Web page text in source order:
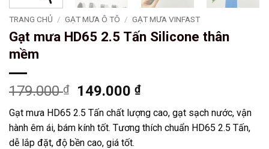
TRANG CHỦ / GẠT MƯA Ô TÔ / GẠT MƯA VINFAST
Gạt mưa HD65 2.5 Tấn Silicone thân
mềm
179.000₫
Giá
gốc
là:
179.000 ₫.
149.000₫Giá
tại
là:
Gạt mưa HD65 2.5 Tấn chất lượng cao, gạt sạch nước, vận
hành êm ái, bám kính tốt. Tương thích chuẩn HD65 2.5 Tấn,
dễ lắp đặt, độ bền cao, giá tốt.